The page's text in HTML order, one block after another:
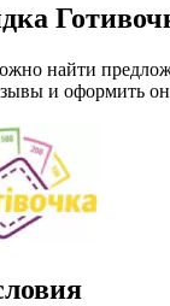
найти
и оформить